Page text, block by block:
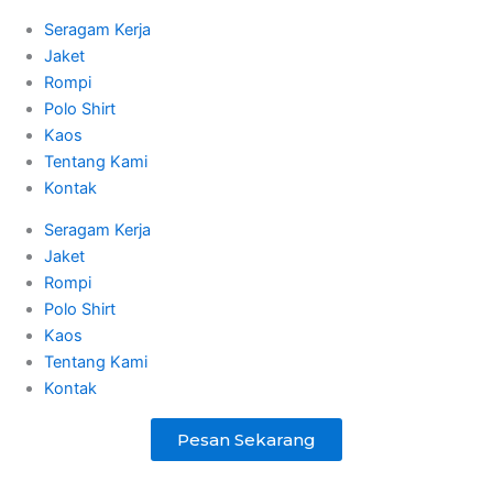
Seragam Kerja
Jaket
Rompi
Polo Shirt
Kaos
Tentang Kami
Kontak
Seragam Kerja
Jaket
Rompi
Polo Shirt
Kaos
Tentang Kami
Kontak
Pesan Sekarang